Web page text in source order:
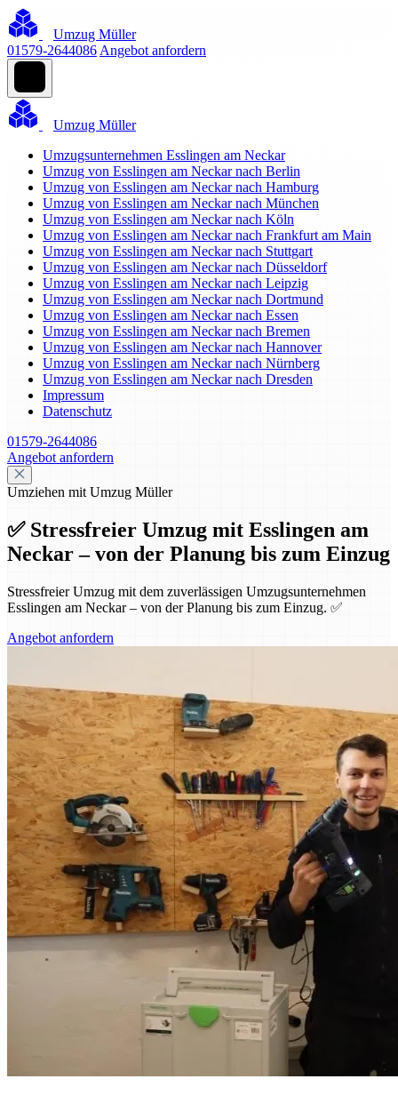
Umzug Müller
01579-2644086 Angebot anfordern
Umzug Müller
Umzugsunternehmen Esslingen am Neckar
Umzug von Esslingen am Neckar nach Berlin
Umzug von Esslingen am Neckar nach Hamburg
Umzug von Esslingen am Neckar nach München
Umzug von Esslingen am Neckar nach Köln
Umzug von Esslingen am Neckar nach Frankfurt am Main
Umzug von Esslingen am Neckar nach Stuttgart
Umzug von Esslingen am Neckar nach Düsseldorf
Umzug von Esslingen am Neckar nach Leipzig
Umzug von Esslingen am Neckar nach Dortmund
Umzug von Esslingen am Neckar nach Essen
Umzug von Esslingen am Neckar nach Bremen
Umzug von Esslingen am Neckar nach Hannover
Umzug von Esslingen am Neckar nach Nürnberg
Umzug von Esslingen am Neckar nach Dresden
Impressum
Datenschutz
01579-2644086
Angebot anfordern
Umziehen mit Umzug Müller
✅ Stressfreier Umzug mit Esslingen am
Neckar – von der Planung bis zum Einzug
Stressfreier Umzug mit dem zuverlässigen Umzugsunternehmen
Esslingen am Neckar – von der Planung bis zum Einzug. ✅
Angebot anfordern